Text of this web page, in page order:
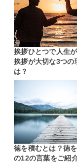
挨拶ひとつで人生
挨拶が大切な3つの
は？
徳を積むとは？徳
の12の言葉をご紹